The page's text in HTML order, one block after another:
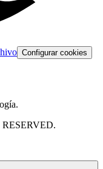
Configurar cookies